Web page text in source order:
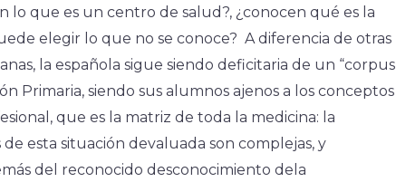
lo que es un centro de salud?, ¿conocen qué es la
elegir lo que no se conoce? A diferencia de otras
la española sigue siendo deficitaria de un “corpus
Primaria, siendo sus alumnos ajenos a los conceptos
que es la matriz de toda la medicina: la
esta situación devaluada son complejas, y
del reconocido desconocimiento dela